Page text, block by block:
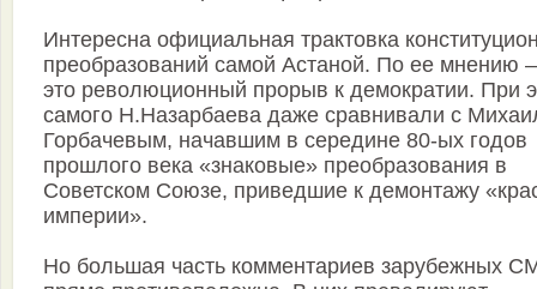
Интересна официальная трактовка
преобразований самой Астаной. По ее мнению
это революционный прорыв к демократии. При
самого Н.Назарбаева даже сравнивали с
Горбачевым, начавшим в середине 80-ых годов
прошлого века «знаковые» преобразования в
Советском Союзе, приведшие к демонтажу
империи».
Но большая часть комментариев зарубежных